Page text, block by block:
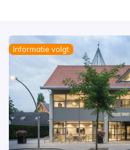
Informatie volgt